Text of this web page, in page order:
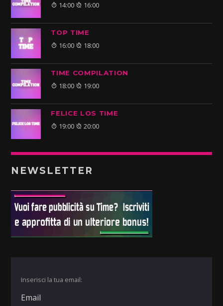
14:00 16:00
TOP TIME
16:00 18:00
TIME COMPILATION
18:00 19:00
FELICE LOS TIME
19:00 20:00
NEWSLETTER
Inserisci la tua email: